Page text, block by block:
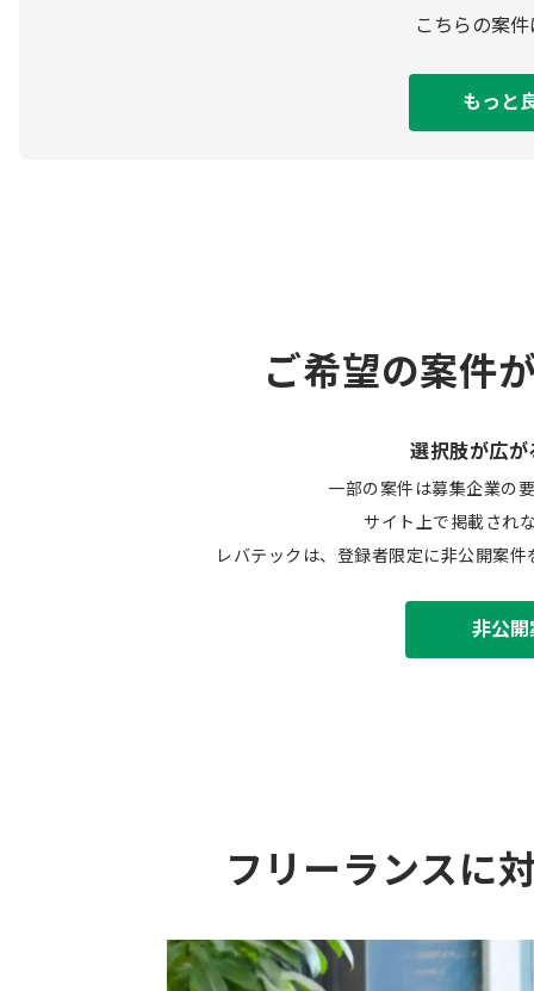
こちらの案
もっと
ご希望の案件
選択肢が広が
一部の案件は募集企業の
サイト上で掲載され
レバテックは、登録者限定に非公開案
非公
フリーランスに